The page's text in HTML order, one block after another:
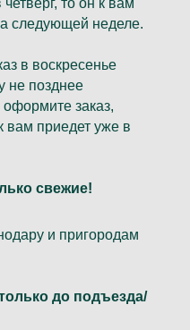
то он к вам
следующей неделе.
в воскресенье
не позднее
заказ,
вам приедет уже в
свежие!
и пригородам
до подъезда/